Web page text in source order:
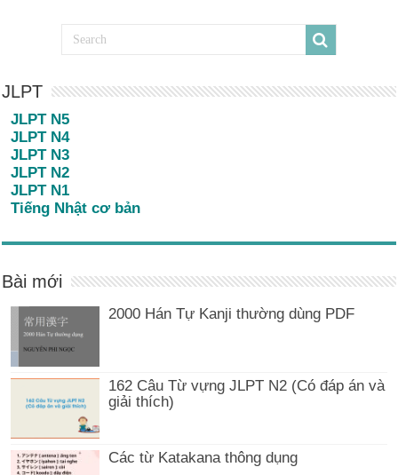
JLPT
JLPT N5
JLPT N4
JLPT N3
JLPT N2
JLPT N1
Tiếng Nhật cơ bản
Bài mới
2000 Hán Tự Kanji thường dùng PDF
162 Câu Từ vựng JLPT N2 (Có đáp án và
giải thích)
Các từ Katakana thông dụng